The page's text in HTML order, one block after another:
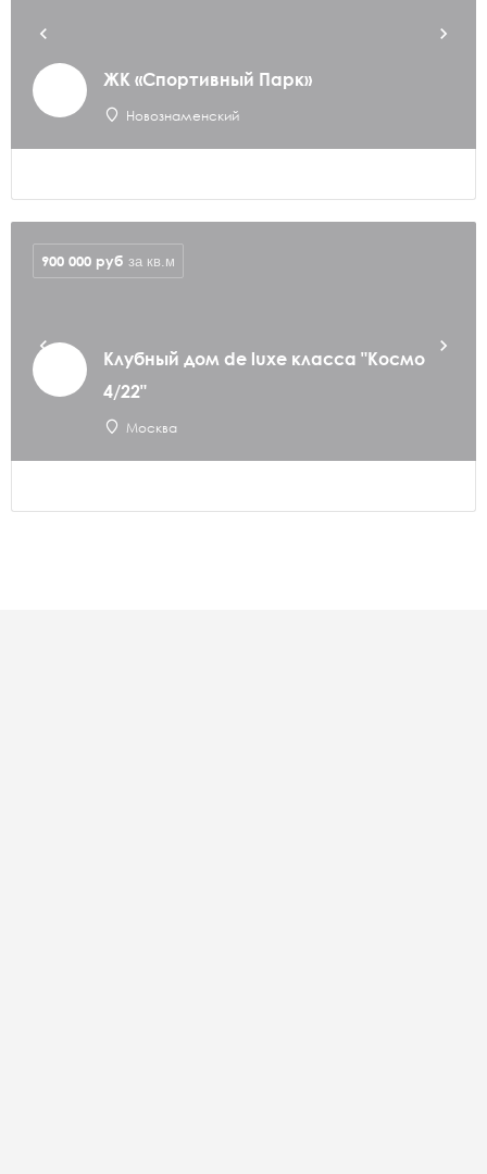
ЖК «Спортивный Парк»
Новознаменский
Клубный дом de luxe класса "Космо
4/22"
Москва
900 000 руб за кв.м